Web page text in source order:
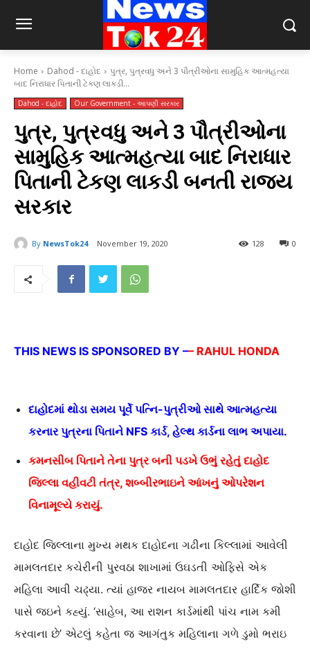
Home Dahod - દાહોદ
પુત્ર, પુત્રવધુ અને 3 પૌત્રીઓના સામુહિક આત્મહત્યા
બાદ નિરાધાર પિતાની ટેકણ લાકડી...
Dahod - દાહોદ Our Government - આપણી સરકાર
પુત્ર, પુત્રવધુ અને 3 પૌત્રીઓના
સામુહિક આત્મહત્યા બાદ નિરાધાર
પિતાની ટેકણ લાકડી બનતી રાજ્ય
સરકાર
By NewsTok24 November 19, 2020 0
128
THIS NEWS IS SPONSORED BY –– RAHUL HONDA
દાહોદમાં થોડા સમય પૂર્વે પત્નિ-પુત્રીઓ સાથે આત્મહત્યા
કરનાર પુત્રના પિતાને NFS કાર્ડ, હેલ્થ કાર્ડના લાભ અપાયા.
કમનસીબ પિતાને તેના પુત્ર બની પડખે ઉભું રહેતું દાહોદ
જિલ્લા વહીવટી તંત્ર, શબ્બીરભાઇને આંખનું ઓપરેશન
વિનામૂલ્યે કરાયું.
દાહોદ જિલ્લાના મુખ્ય મથક દાહોદના ગઢીના કિલ્લામાં આવેલી
મામલતદાર કચેરીની પુરવઠા શાખામાં ઉઘડતી ઓફિસે એક
મહિલા આવી ચઢ્યા. ત્યાં હાજર નાયબ મામલતદાર હાર્દિક જોશી
પાસે જઇને કહ્યું. ‘સાહેબ, આ રાશન કાર્ડમાંથી પાંચ નામ કમી
કરવાના છે’ એટલું કહેતા જ આગંતુક મહિલાના ગળે ડુમો ભરાઇ